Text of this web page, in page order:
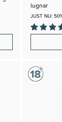
lugnar
JUST NU: